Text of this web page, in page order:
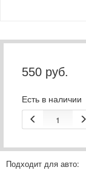
550 руб.
Есть в наличии
Подходит для авто: